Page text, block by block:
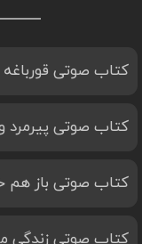
کتاب صوتی قورباغه
کتاب صوتی پیرمرد
کتاب صوتی باز
کتاب صوتی زندگی مثبت با 10 اقدام –